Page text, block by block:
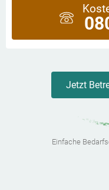
Jetzt
Einfache